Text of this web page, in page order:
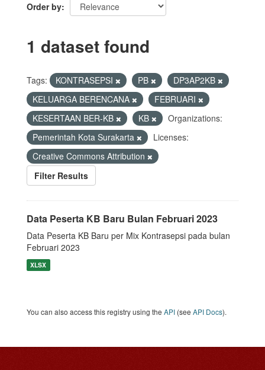
Order by
1 dataset found
Tags: KONTRASEPSI PB
DP3AP2KB
KELUARGA BERENCANA
FEBRUARI
KESERTAAN BER-KB
KB
Organizations:
Pemerintah Kota Surakarta
Licenses:
Creative Commons Attribution
Filter Results
Data Peserta KB Baru Bulan Februari 2023
Data Peserta KB Baru per Mix Kontrasepsi pada bulan
Februari 2023
XLSX
You can also access this registry using the API (see API Docs).